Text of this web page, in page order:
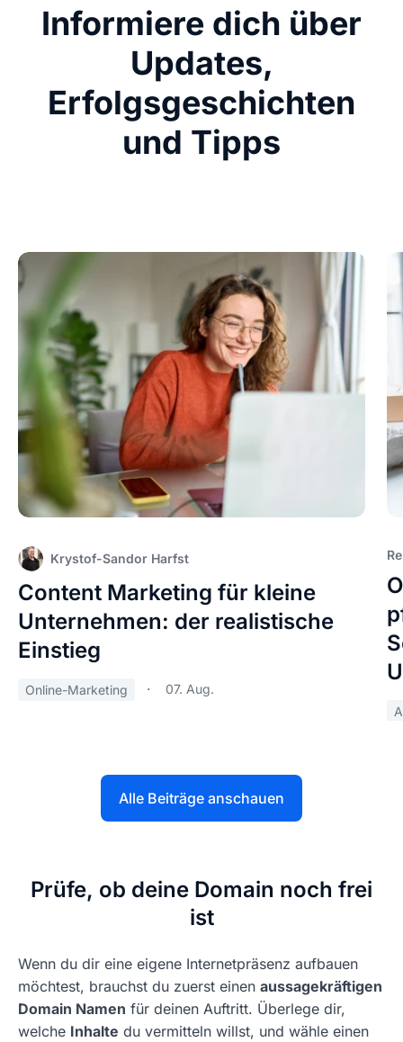
Informiere dich über
Updates,
Erfolgsgeschichten
und Tipps
Krystof-Sandor Harfst
Content Marketing für kleine
Unternehmen: der realistische
Einstieg
Online-Marketing 07. Aug.
Alle Beiträge anschauen
Prüfe, ob deine Domain noch frei
ist
Wenn du dir eine eigene Internetpräsenz aufbauen
möchtest, brauchst du zuerst einen aussagekräftigen
Domain Namen für deinen Auftritt. Überlege dir,
welche Inhalte du vermitteln willst, und wähle einen